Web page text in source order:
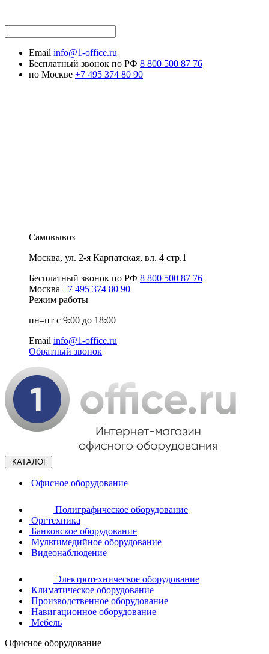
Email info@1-office.ru
Бесплатный звонок по РФ 8 800 500 87 76
по Москве +7 495 374 80 90
Самовывоз
Москва, ул. 2-я Карпатская, вл. 4 стр.1
Бесплатный звонок по РФ 8 800 500 87 76
Москва +7 495 374 80 90
Режим работы
пн–пт с 9:00 до 18:00
Email info@1-office.ru
Обратный звонок
КАТАЛОГ
Офисное оборудование
Полиграфическое оборудование
Оргтехника
Банковское оборудование
Мультимедийное оборудование
Видеонаблюдение
Электротехническое оборудование
Климатическое оборудование
Производственное оборудование
Навигационное оборудование
Мебель
Офисное оборудование